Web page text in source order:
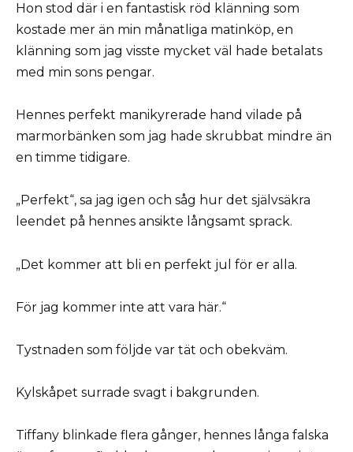
Hon stod där i en fantastisk röd klänning som
kostade mer än min månatliga matinköp, en
klänning som jag visste mycket väl hade betalats
med min sons pengar.
Hennes perfekt manikyrerade hand vilade på
marmorbänken som jag hade skrubbat mindre än
en timme tidigare.
„Perfekt“, sa jag igen och såg hur det självsäkra
leendet på hennes ansikte långsamt sprack.
„Det kommer att bli en perfekt jul för er alla.
För jag kommer inte att vara här.“
Tystnaden som följde var tät och obekväm.
Kylskåpet surrade svagt i bakgrunden.
Tiffany blinkade flera gånger, hennes långa falska